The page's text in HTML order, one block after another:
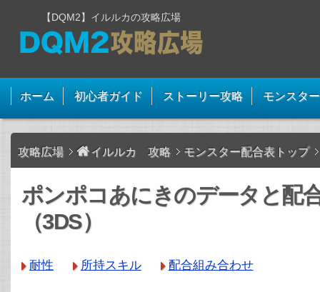
【DQM2】イルルカの攻略広場
ホーム 初心者ガイド ストーリー攻略 モンスタ
攻略広場 イルルカ 攻略 モンスター配合表トップ
ポンポコあにきのデータと
（3DS）
耐性 所持スキル 配合組み合わせ